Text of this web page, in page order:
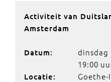
Activiteit van
Amsterdam
Datum:
dinsdag
19:00
Locatie: